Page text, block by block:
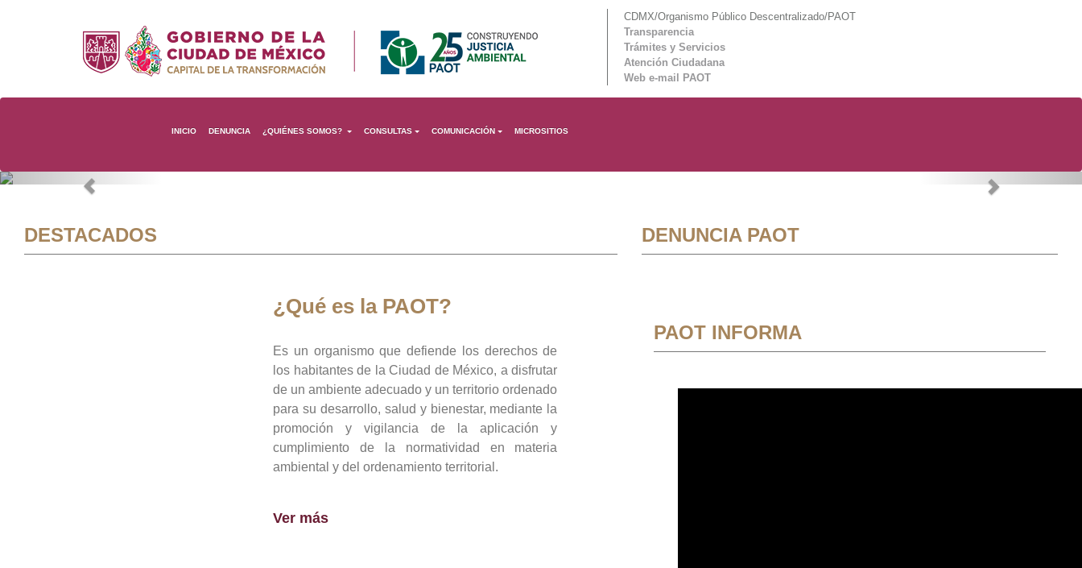
CDMX/Organismo Público Descentralizado/PAOT
Transparencia
Trámites y Servicios
Atención Ciudadana
Web e-mail PAOT
INICIO DENUNCIA ¿QUIÉNES SOMOS? CONSULTAS COMUNICACIÓN MICROSITIOS
Previous Next
DESTACADOS
¿Qué es la PAOT?
Es un organismo que defiende los derechos de
los habitantes de la Ciudad de México, a disfrutar
de un ambiente adecuado y un territorio ordenado
para su desarrollo, salud y bienestar, mediante la
promoción y vigilancia de la aplicación y
cumplimiento de la normatividad en materia
ambiental y del ordenamiento territorial.
Ver más
DENUNCIA PAOT
PAOT INFORMA